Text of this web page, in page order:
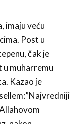
imaju veću
Post u
čak je
u muharremu
Kazao je